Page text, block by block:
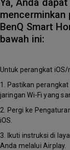
Ya, Anda
BenQ Smart
bawah ini:
Untuk perangkat iOS/
1. Pastikan
jaringan Wi-Fi yang
2. Pergi ke
iOS.
3. Ikuti instruksi di
Anda melalui Airplay.